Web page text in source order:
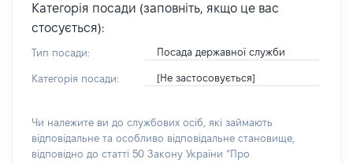
Категорія посади (заповніть, якщо це вас
стосується):
Тип посади: Посада державної служби
Категорія посади: [Не застосовується]
Чи належите ви до службових осіб, які займають
відповідальне та особливо відповідальне становище,
відповідно до статті 50 Закону України “Про